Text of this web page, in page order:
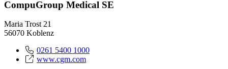
CompuGroup Medical SE
Maria Trost 21
56070 Koblenz
0261 5400 1000
www.cgm.com